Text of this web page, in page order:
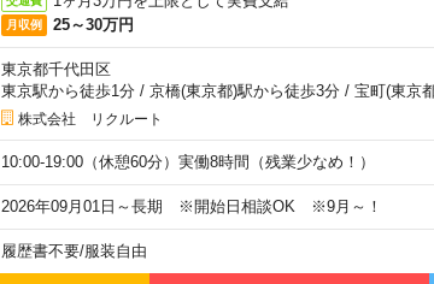
月収例 25～30万円
東京都千代田区
東京駅から徒歩1分/ 京橋(東京都)駅から徒歩3分/ 宝町(東京
株式会社 リクルート
10:00-19:00（休憩60分）実働8時間（残業少なめ！）
2026年09月01日～長期 ※開始日相談OK ※9月～！
履歴書不要/服装自由